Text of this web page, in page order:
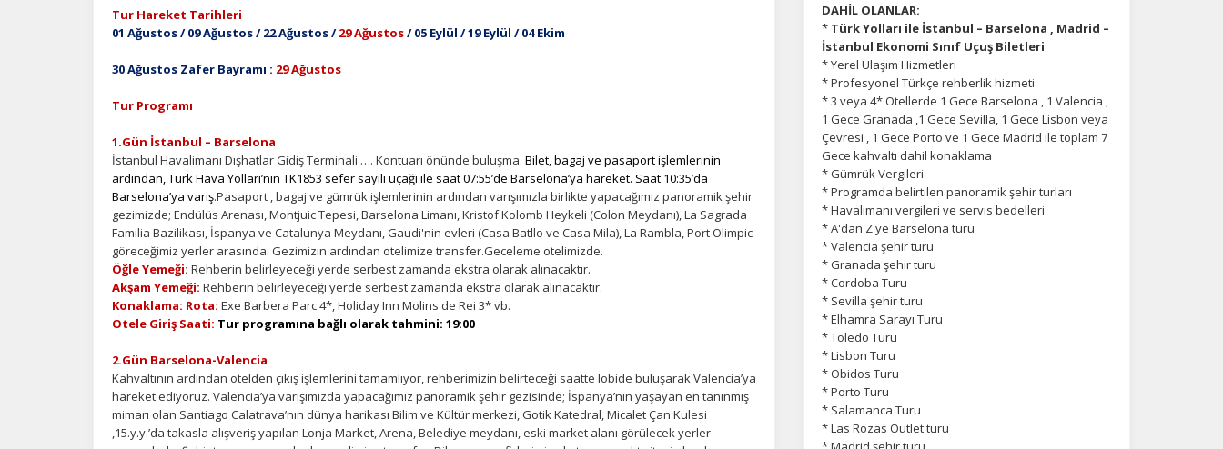
Tur Hareket Tarihleri
01 Ağustos / 09 Ağustos / 22 Ağustos /29 Ağustos/ 05 Eylül / 19 Eylül / 04 Ekim
30 Ağustos Zafer Bayramı : 29 Ağustos
Tur Programı
1.Gün İstanbul – Barselona
İstanbul Havalimanı Dışhatlar Gidiş Terminali …. Kontuarı önünde buluşma. Bilet, bagaj ve pasaport işlemlerinin
ardından, Türk Hava Yolları’nın TK1853 sefer sayılı uçağı ile saat 07:55’de Barselona’ya hareket. Saat 10:35’da
Barselona’ya varış.Pasaport , bagaj ve gümrük işlemlerinin ardından varışımızla birlikte yapacağımız panoramik şehir
gezimizde; Endülüs Arenası, Montjuic Tepesi, Barselona Limanı, Kristof Kolomb Heykeli (Colon Meydanı), La Sagrada
Familia Bazilikası, İspanya ve Catalunya Meydanı, Gaudi'nin evleri (Casa Batllo ve Casa Mila), La Rambla, Port Olimpic
göreceğimiz yerler arasında. Gezimizin ardından otelimize transfer.Geceleme otelimizde.
Öğle Yemeği: Rehberin belirleyeceği yerde serbest zamanda ekstra olarak alınacaktır.
Akşam Yemeği: Rehberin belirleyeceği yerde serbest zamanda ekstra olarak alınacaktır.
Konaklama: Rota: Exe Barbera Parc 4*, Holiday Inn Molins de Rei 3* vb.
Otele Giriş Saati: Tur programına bağlı olarak tahmini: 19:00
2.Gün Barselona-Valencia
Kahvaltının ardından otelden çıkış işlemlerini tamamlıyor, rehberimizin belirteceği saatte lobide buluşarak Valencia’ya
hareket ediyoruz. Valencia’ya varışımızda yapacağımız panoramik şehir gezisinde; İspanya’nın yaşayan en tanınmış
mimarı olan Santiago Calatrava’nın dünya harikası Bilim ve Kültür merkezi, Gotik Katedral, Micalet Çan Kulesi
,15.y.y.’da takasla alışveriş yapılan Lonja Market, Arena, Belediye meydanı, eski market alanı görülecek yerler
DAHİL OLANLAR:
* Türk Yolları ile İstanbul – Barselona , Madrid –
İstanbul Ekonomi Sınıf Uçuş Biletleri
* Yerel Ulaşım Hizmetleri
* Profesyonel Türkçe rehberlik hizmeti
* 3 veya 4* Otellerde 1 Gece Barselona , 1 Valencia ,
1 Gece Granada ,1 Gece Sevilla, 1 Gece Lisbon veya
Çevresi , 1 Gece Porto ve 1 Gece Madrid ile toplam 7
Gece kahvaltı dahil konaklama
* Gümrük Vergileri
* Programda belirtilen panoramik şehir turları
* Havalimanı vergileri ve servis bedelleri
* A'dan Z'ye Barselona turu
* Valencia şehir turu
* Granada şehir turu
* Cordoba Turu
* Sevilla şehir turu
* Elhamra Sarayı Turu
* Toledo Turu
* Lisbon Turu
* Obidos Turu
* Porto Turu
* Salamanca Turu
* Las Rozas Outlet turu